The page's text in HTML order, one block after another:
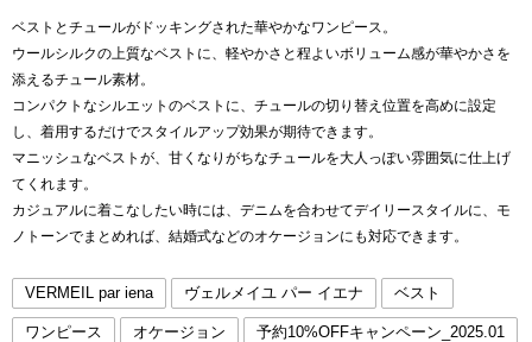
ベストとチュールがドッキングされた華やかなワンピース。
ウールシルクの上質なベストに、軽やかさと程よいボリューム感が華やかさを
添えるチュール素材。
コンパクトなシルエットのベストに、チュールの切り替え位置を高めに設定
し、着用するだけでスタイルアップ効果が期待できます。
マニッシュなベストが、甘くなりがちなチュールを大人っぽい雰囲気に仕上げ
てくれます。
カジュアルに着こなしたい時には、デニムを合わせてデイリースタイルに、モ
ノトーンでまとめれば、結婚式などのオケージョンにも対応できます。
VERMEIL par iena ヴェルメイユ パー イエナ ベスト
ワンピース オケージョン 予約10%OFFキャンペーン_2025.01